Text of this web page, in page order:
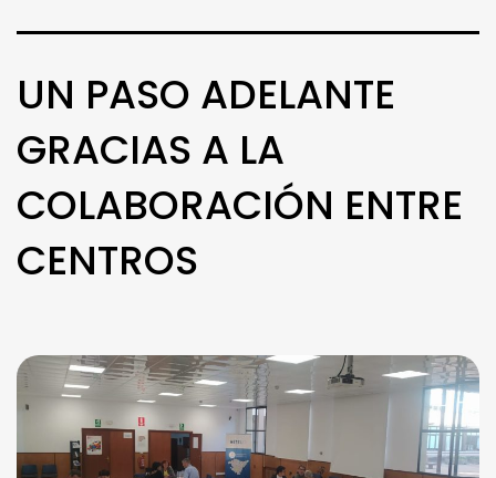
UN PASO ADELANTE
GRACIAS A LA
COLABORACIÓN ENTRE
CENTROS